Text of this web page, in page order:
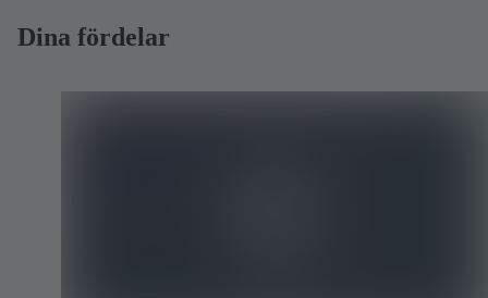
Dina fördelar